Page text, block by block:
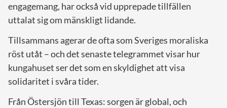
engagemang, har också vid upprepade tillfällen
uttalat sig om mänskligt lidande.
Tillsammans agerar de ofta som Sveriges moraliska
röst utåt – och det senaste telegrammet visar hur
kungahuset ser det som en skyldighet att visa
solidaritet i svåra tider.
Från Östersjön till Texas: sorgen är global, och